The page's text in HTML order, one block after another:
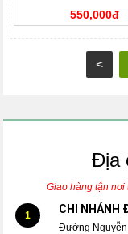
550,000đ
<
Địa
Giao hàng tận nơi
1 CHI NHÁNH
Đường Nguyễn